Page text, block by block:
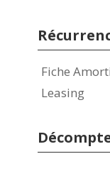
Fiche
Leasing